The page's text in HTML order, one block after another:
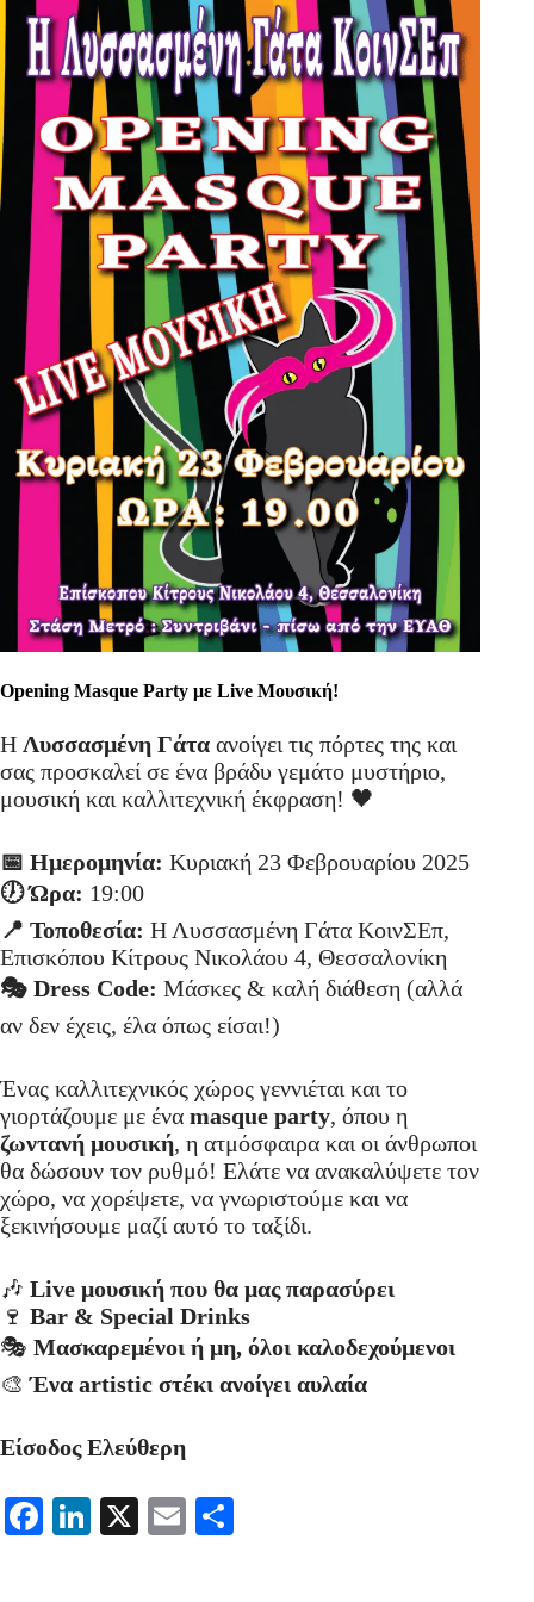
Opening Masque Party με Live Μουσική!
Η Λυσσασμένη Γάτα ανοίγει τις πόρτες της και
σας προσκαλεί σε ένα βράδυ γεμάτο μυστήριο,
μουσική και καλλιτεχνική έκφραση! 🖤
📅 Ημερομηνία: Κυριακή 23 Φεβρουαρίου 2025
🕖 Ώρα: 19:00
📍 Τοποθεσία: Η Λυσσασμένη Γάτα ΚοινΣΕπ,
Επισκόπου Κίτρους Νικολάου 4, Θεσσαλονίκη
🎭 Dress Code: Μάσκες & καλή διάθεση (αλλά
αν δεν έχεις, έλα όπως είσαι!)
Ένας καλλιτεχνικός χώρος γεννιέται και το
γιορτάζουμε με ένα masque party, όπου η
ζωντανή μουσική, η ατμόσφαιρα και οι άνθρωποι
θα δώσουν τον ρυθμό! Ελάτε να ανακαλύψετε τον
χώρο, να χορέψετε, να γνωριστούμε και να
ξεκινήσουμε μαζί αυτό το ταξίδι.
🎶 Live μουσική που θα μας παρασύρει
🍷 Bar & Special Drinks
🎭 Μασκαρεμένοι ή μη, όλοι καλοδεχούμενοι
🎨Ένα artistic στέκι ανοίγει αυλαία
Είσοδος Ελεύθερη
Fa
Li
X
E